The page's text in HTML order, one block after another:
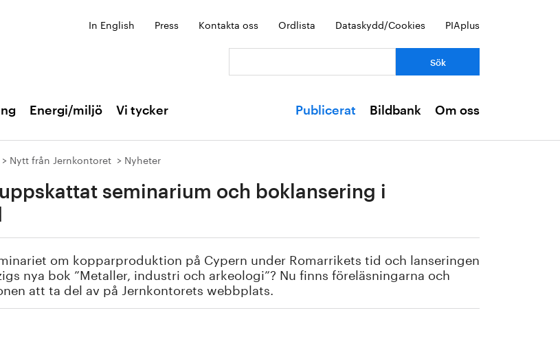
In English Press Kontakta oss Ordlista Dataskydd/Cookies PIAplus
Energi/miljö Vi tycker Publicerat Bildbank Om oss
Nytt från Jernkontoret Nyheter
seminarium och boklansering i
om kopparproduktion på Cypern under Romarrikets tid och lanseringen
nya bok ”Metaller, industri och arkeologi”? Nu finns föreläsningarna och
att ta del av på Jernkontorets webbplats.